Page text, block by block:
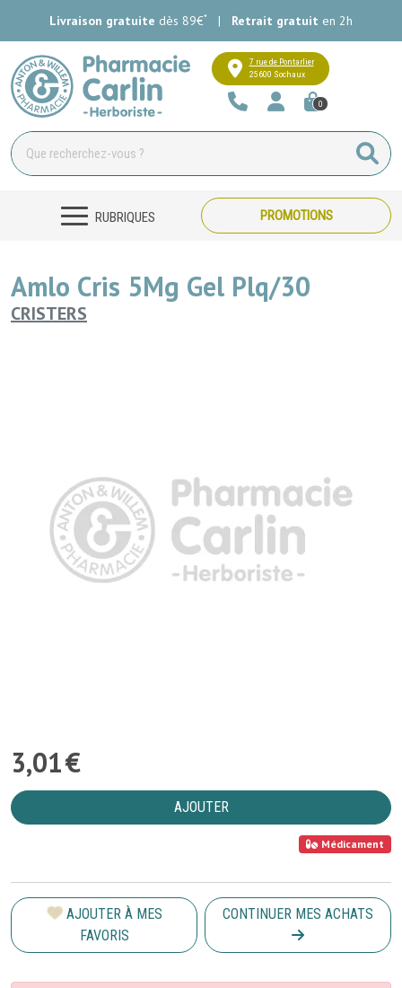
Livraison gratuite dès 89€* | Retrait gratuit en 2h
Pharmacie Carlin Votre
7 rue de Pontarlier
25600 Sochaux
0
RUBRIQUES PROMOTIONS
Amlo Cris 5Mg Gel Plq/30
CRISTERS
3,01€
AJOUTER
Médicament
AJOUTER À MES
FAVORIS
CONTINUER MES ACHATS